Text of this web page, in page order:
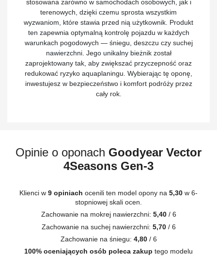
stosowana zarówno w samochodach osobowych, jak i
terenowych, dzięki czemu sprosta wszystkim
wyzwaniom, które stawia przed nią użytkownik. Produkt
ten zapewnia optymalną kontrolę pojazdu w każdych
warunkach pogodowych — śniegu, deszczu czy suchej
nawierzchni. Jego unikalny bieżnik został
zaprojektowany tak, aby zwiększać przyczepność oraz
redukować ryzyko aquaplaningu. Wybierając tę oponę,
inwestujesz w bezpieczeństwo i komfort podróży przez
cały rok.
Opinie o oponach Goodyear Vector
4Seasons Gen-3
Klienci w 9 opiniach ocenili ten model opony na 5,30 w 6-
stopniowej skali ocen.
Zachowanie na mokrej nawierzchni: 5,40/ 6
Zachowanie na suchej nawierzchni: 5,70/ 6
Zachowanie na śniegu: 4,80/ 6
100% oceniających osób poleca zakup tego modelu